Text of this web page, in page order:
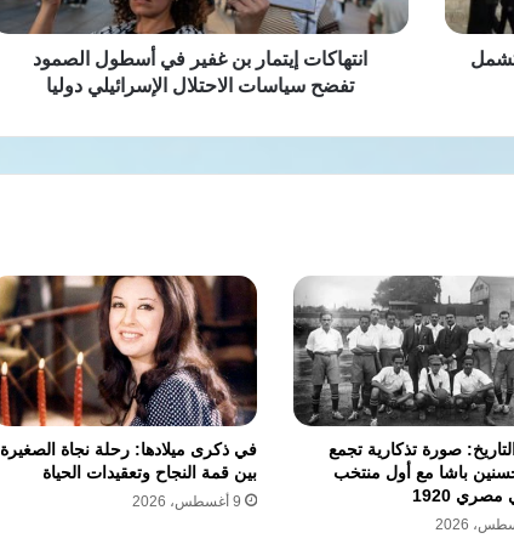
تشمل
تفضح
سياسات
الاحتلال
الإسرائيلي
انتهاكات إيتمار بن غفير في أسطول الصمود
تفضح سياسات الاحتلال الإسرائيلي دوليا
صورة تذكارية تجمع
باشا مع أول منتخب
مصري 1920
في ذكرى ميلادها: رحلة نجاة الصغيرة
بين قمة النجاح وتعقيدات الحياة
9 أغسطس، 2026